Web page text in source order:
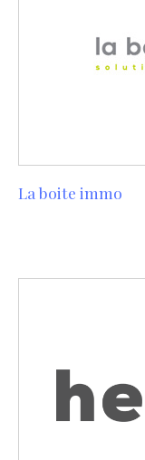
La boite immo